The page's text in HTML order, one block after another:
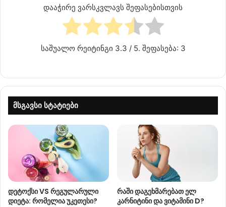
დააჭირე ვარსკვლავს შეფასებისთვის
საშუალო რეიტინგი 3.3 / 5. შეფასება: 3
მსგავსი სტატიები
დეტოქსი VS რეგულარული
დიეტა: რომელია უკეთესი?
რაში დაგეხმარებათ ელ
კარნიტინი და ვიტამინი D?